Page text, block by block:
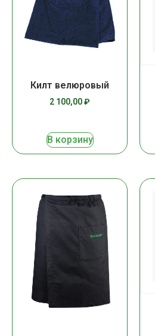
Килт велюровый
2 100,00₽
В корзину